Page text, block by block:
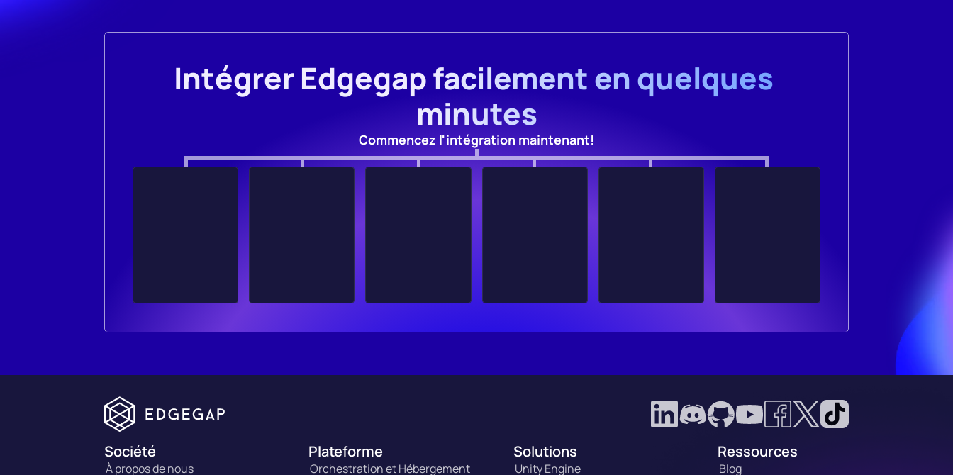
Intégrer Edgegap facilement en quelques
minutes
Commencez l'intégration maintenant!
Société
À propos de nous
Plateforme
Orchestration et Hébergement
Solutions
Unity Engine
Ressources
Blog